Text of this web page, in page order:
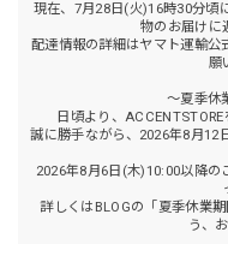
現在、7月28日(火)16時30分頃
物のお届けに
配達情報の詳細はヤマト運輸
願
～夏季休
日頃より、
誠に勝手ながら、2026年8月12
2026年8月6日(木)10:00以降
詳しくはBLOGの「夏季休業
う、